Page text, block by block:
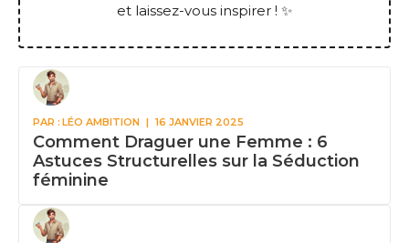
et laissez-vous inspirer ! ✨
PAR : LÉO AMBITION | 16 JANVIER 2025
Comment Draguer une Femme : 6
Astuces Structurelles sur la Séduction
féminine